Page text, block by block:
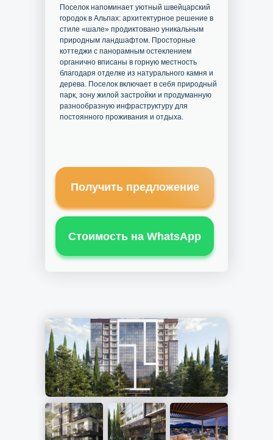
Поселок напоминает уютный швейцарский
городок в Альпах: архитектурное решение в
стиле «шале» продиктовано уникальным
природным ландшафтом. Просторные
коттеджи с панорамным остеклением
органично вписаны в горную местность
благодаря отделке из натурального камня и
дерева. Поселок включает в себя природный
парк, зону жилой застройки и продуманную
разнообразную инфраструктуру для
постоянного проживания и отдыха.
Получить предложение
Стоимость на WhatsApp